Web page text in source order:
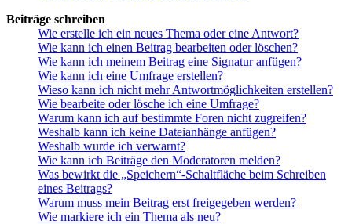
Beiträge schreiben
Wie erstelle ich ein neues Thema oder eine Antwort?
Wie kann ich einen Beitrag bearbeiten oder löschen?
Wie kann ich meinem Beitrag eine Signatur anfügen?
Wie kann ich eine Umfrage erstellen?
Wieso kann ich nicht mehr Antwortmöglichkeiten erstellen?
Wie bearbeite oder lösche ich eine Umfrage?
Warum kann ich auf bestimmte Foren nicht zugreifen?
Weshalb kann ich keine Dateianhänge anfügen?
Weshalb wurde ich verwarnt?
Wie kann ich Beiträge den Moderatoren melden?
Was bewirkt die „Speichern“-Schaltfläche beim Schreiben
eines Beitrags?
Warum muss mein Beitrag erst freigegeben werden?
Wie markiere ich ein Thema als neu?